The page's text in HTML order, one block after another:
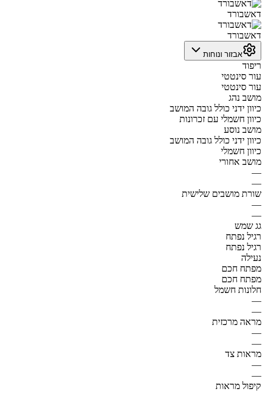
דאשבורד
דאשבורד
אבזור ונוחות
ריפוד
עור סינטטי
עור סינטטי
מושב נהג
כיוון ידני כולל גובה המושב
כיוון חשמלי עם זכרונות
מושב נוסע
כיוון ידני כולל גובה המושב
כיוון חשמלי
מושב אחורי
—
—
שורת מושבים שלישית
—
—
גג שמש
רגיל נפתח
רגיל נפתח
נעילה
מפתח חכם
מפתח חכם
חלונות חשמל
—
—
מראה מרכזית
—
—
מראות צד
—
—
קיפול מראות